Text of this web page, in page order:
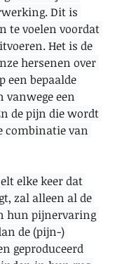
Dit is
te voelen voordat
Het is de
hersenen over
een bepaalde
vanwege een
de pijn die wordt
combinatie van
elke keer dat
zal alleen al de
hun pijnervaring
de (pijn-)
geproduceerd